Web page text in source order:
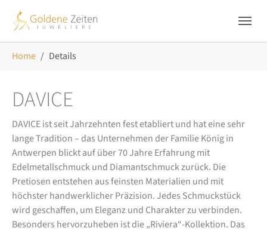
Home Details
DAVICE
DAVICE ist seit Jahrzehnten fest etabliert und hat eine sehr
lange Tradition – das Unternehmen der Familie König in
Antwerpen blickt auf über 70 Jahre Erfahrung mit
Edelmetallschmuck und Diamantschmuck zurück. Die
Pretiosen entstehen aus feinsten Materialien und mit
höchster handwerklicher Präzision. Jedes Schmuckstück
wird geschaffen, um Eleganz und Charakter zu verbinden.
Besonders hervorzuheben ist die „Riviera“-Kollektion. Das